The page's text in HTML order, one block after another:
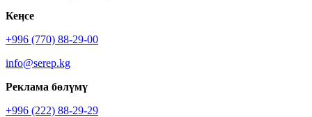
Кеӊсе
+996 (770) 88-29-00
info@serep.kg
Реклама бөлүмү
+996 (222) 88-29-29